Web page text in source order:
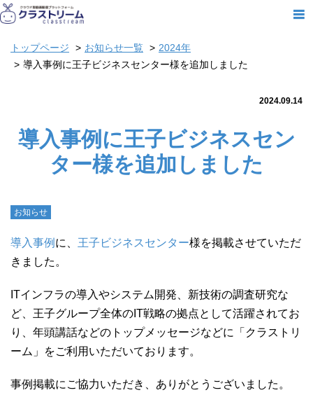
トップページ お知らせ一覧
2024年
導入事例に王子ビジネスセンター様を追加しました
2024.09.14
導入事例に王子ビジネスセン
ター様を追加しました
お知らせ
導入事例 に、 王子ビジネスセンター様を掲載させていただ
きました。
ITインフラの導入やシステム開発、新技術の調査研究な
ど、王子グループ全体のIT戦略の拠点として活躍されてお
り、年頭講話などのトップメッセージなどに「クラストリ
ーム」をご利用いただいております。
事例掲載にご協力いただき、ありがとうございました。